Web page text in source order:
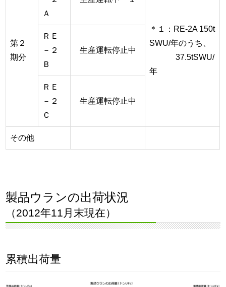
第２
期分
Ａ
＊１：RE-2A 150t
SWU/年のうち、
37.5tSWU/
年
ＲＥ
－２
Ｂ
生産運転停止中
ＲＥ
－２
Ｃ
生産運転停止中
その他
製品ウランの出荷状況
（2012年11月末現在）
累積出荷量